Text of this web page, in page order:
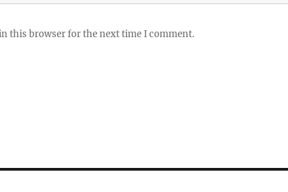
this browser for the next time I comment.